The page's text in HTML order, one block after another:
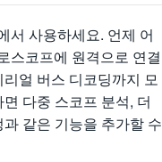
서 사용하세요. 언제 어
스코프에 원격으로 연결
얼 버스 디코딩까지 모
다중 스코프 분석, 더
같은 기능을 추가할 수